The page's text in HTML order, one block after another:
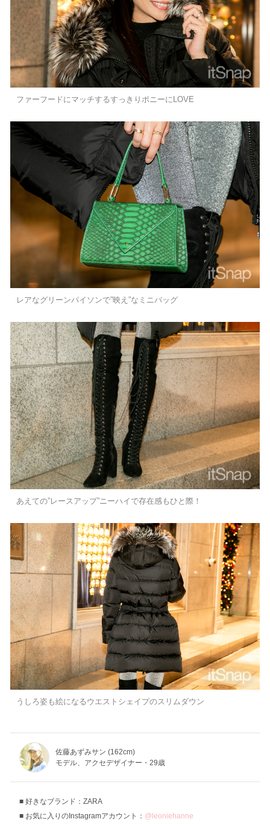
ファーフードにマッチするすっきりポニーにLOVE
レアなグリーンパイソンで”映え”なミニバッグ
あえての”レースアップ”ニーハイで存在感もひと際！
うしろ姿も絵になるウエストシェイプのスリムダウン
佐藤あずみサン (162cm)
モデル、アクセデザイナー・29歳
好きなブランド：ZARA
お気に入りのInstagramアカウント： @leoniehanne